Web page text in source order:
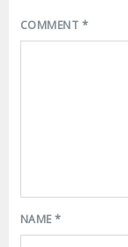
COMMENT *
NAME*